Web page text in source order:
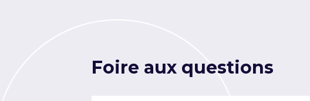
Foire aux questions